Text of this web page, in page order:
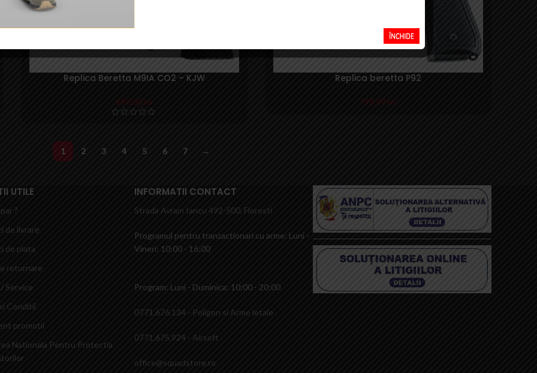
Replica Beretta M9IA CO2 – KJW
690,00lei
Replica beretta P92
799,99 lei
1 2 3 4 5 6 7 →
UTILE
?
de livrare
de plata
returnare
Service
Conditii
promotii
Nationala Pentru Protectia
INFORMATII CONTACT
Strada Avram Iancu 492-500, Floresti
Programul pentru tranzactionari cu arme: Luni -
Vineri: 10:00 - 16:00
Program: Luni - Duminica: 10:00 - 20:00
0771.676.134 - Poligon si Arme letale
0771.675.924 - Airsoft
office@squadstore.ro